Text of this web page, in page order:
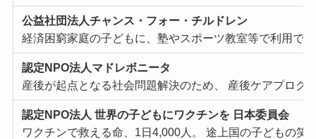
公益社団法⼈チャンス・フォー・チルドレン
経済困窮家庭の⼦どもに、塾やスポーツ教室等で利⽤で
認定NPO法⼈マドレボニータ
産後が起点となる社会問題解決のため、 産後ケアプログ
認定NPO法⼈ 世界の⼦どもにワクチンを ⽇本委員会
ワクチンで救える命、1⽇4,000⼈。 途上国の⼦どもの笑